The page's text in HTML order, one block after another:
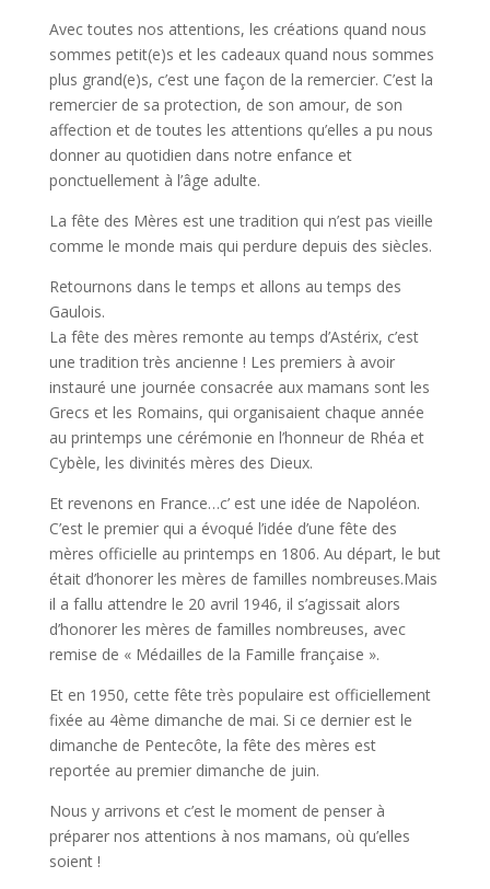
Avec toutes nos attentions, les créations quand nous
sommes petit(e)s et les cadeaux quand nous sommes
plus grand(e)s, c’est une façon de la remercier. C’est la
remercier de sa protection, de son amour, de son
affection et de toutes les attentions qu’elles a pu nous
donner au quotidien dans notre enfance et
ponctuellement à l’âge adulte.
La fête des Mères est une tradition qui n’est pas vieille
comme le monde mais qui perdure depuis des siècles.
Retournons dans le temps et allons au temps des
Gaulois.
La fête des mères remonte au temps d’Astérix, c’est
une tradition très ancienne ! Les premiers à avoir
instauré une journée consacrée aux mamans sont les
Grecs et les Romains, qui organisaient chaque année
au printemps une cérémonie en l’honneur de Rhéa et
Cybèle, les divinités mères des Dieux.
Et revenons en France…c’ est une idée de Napoléon.
C’est le premier qui a évoqué l’idée d’une fête des
mères officielle au printemps en 1806. Au départ, le but
était d’honorer les mères de familles nombreuses.Mais
il a fallu attendre le 20 avril 1946, il s’agissait alors
d’honorer les mères de familles nombreuses, avec
remise de « Médailles de la Famille française ».
Et en 1950, cette fête très populaire est officiellement
fixée au 4ème dimanche de mai. Si ce dernier est le
dimanche de Pentecôte, la fête des mères est
reportée au premier dimanche de juin.
Nous y arrivons et c’est le moment de penser à
préparer nos attentions à nos mamans, où qu’elles
soient !